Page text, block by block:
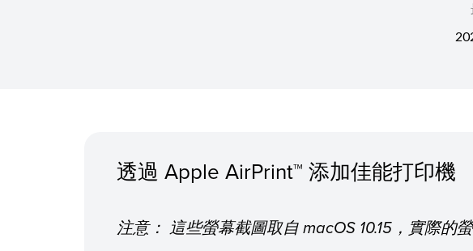
透過 Apple AirPrint™ 添加佳能打印機
注意： 這些螢幕截圖取自 macOS 10.15，實際的